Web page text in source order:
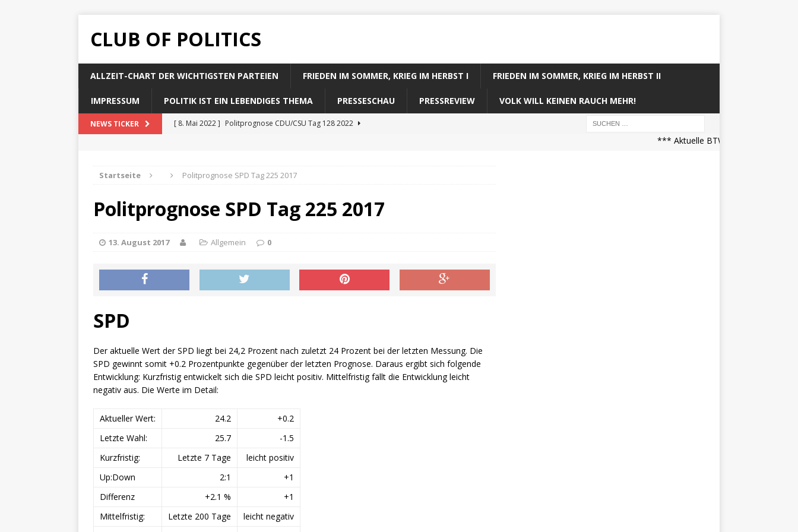
CLUB OF POLITICS
ALLZEIT-CHART DER WICHTIGSTEN PARTEIEN FRIEDEN IM SOMMER, KRIEG IM HERBST I FRIEDEN IM SOMMER, KRIEG IM HERBST II
IMPRESSUM POLITIK IST EIN LEBENDIGES THEMA PRESSESCHAU PRESSREVIEW VOLK WILL KEINEN RAUCH MEHR!
NEWS TICKER [ 8. Mai 2022 ] Politprognose CDU/CSU Tag 128 2022
[ 8. Mai 2022 ]
Politprognose Koalitionsrechner Tag 128 2022
*** Aktuelle BTW21 Prognose
Startseite Politprognose SPD Tag 225 2017
Politprognose SPD Tag 225 2017
13. August 2017 Allgemein 0
SPD
Der aktuelle Wert der SPD liegt bei 24,2 Prozent nach zuletzt 24 Prozent bei der letzten Messung. Die
SPD gewinnt somit +0.2 Prozentpunkte gegenüber der letzten Prognose. Daraus ergibt sich folgende
Entwicklung: Kurzfristig entwickelt sich die SPD leicht positiv. Mittelfristig fällt die Entwicklung leicht
negativ aus. Die Werte im Detail:
Aktueller Wert: 24.2
+0.2
Letzte Wahl:
25.7
-1.5
Kurzfristig:
Letzte 7 Tage
leicht positiv
Up:Down
2:1
+1
Differenz
+2.1 %
+1
Mittelfristig:
Letzte 200 Tage
leicht negativ